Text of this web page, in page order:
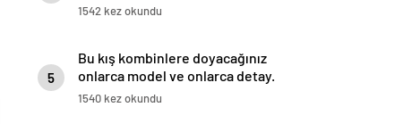
1542 kez okundu
5
Bu kış kombinlere doyacağınız
onlarca model ve onlarca detay.
1540 kez okundu